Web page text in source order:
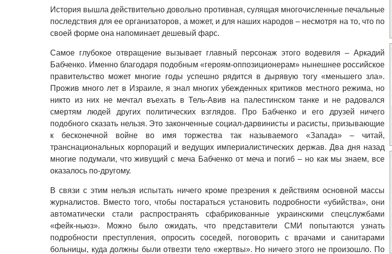
История вышла действительно довольно противная, сулящая многочисленные печальные
последствия для ее организаторов, а может, и для наших народов – несмотря на то, что по
своей форме она напоминает дешевый фарс.
Самое глубокое отвращение вызывает главный персонаж этого водевиля – Аркадий
Бабченко. Именно благодаря подобным «героям-оппозиционерам» нынешнее российское
правительство может многие годы успешно рядится в дырявую тогу «меньшего зла».
Прожив много лет в Израиле, я знал многих убежденных критиков местного режима, но
никто из них не мечтал въехать в Тель-Авив на палестинском танке и не радовался
смертям людей других политических взглядов. Про Бабченко и его друзей ничего
подобного сказать нельзя. Это законченные социал-дарвинисты и расисты, призывающие
к бесконечной войне во имя торжества так называемого «Запада» – читай,
транснациональных корпораций и ведущих империалистических держав. Два дня назад
многие подумали, что живущий с меча Бабченко от меча и погиб – но как мы знаем, все
оказалось по-другому.
В связи с этим нельзя испытать ничего кроме презрения к действиям основной массы
журналистов. Вместо того, чтобы постараться установить подробности «убийства», они
автоматически стали распространять сфабрикованные украинскими спецслужбами
«фейк-ньюз». Можно было ожидать, что представители СМИ попытаются узнать
подробности преступления, опросить соседей, поговорить с врачами и санитарами
больницы, куда должны были отвезти тело «жертвы». Но ничего этого не произошло. По